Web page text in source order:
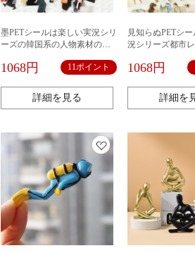
墨PETシールは楽しい実況シリ
ーズの韓国系の人物素材の手
って防水して貼ります。
1068円 11ポイント
詳細を見る
見知らぬPETシ
況シリーズ都市
1068円
詳細を